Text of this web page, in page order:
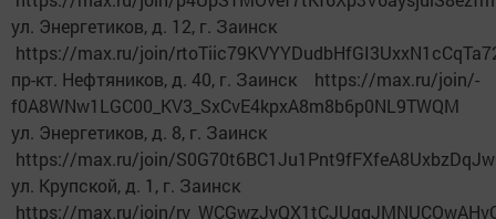
ул. Энергетиков, д. 12, г. Заинск
https://max.ru/join/
пр-кт. Нефтяников, д. 40, г. Заинск https://max.ru/join/-
f0A8WNw1LGC00_KV3_SxCvE4kpxA8m8b6p0NL9TWQM
ул. Энергетиков, д. 8, г. Заинск
https://max.ru/join/
ул. Крупской, д. 1, г. Заинск
https://max.ru/join/